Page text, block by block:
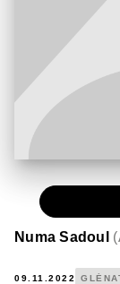
Numa Sadoul (
09.11.2022